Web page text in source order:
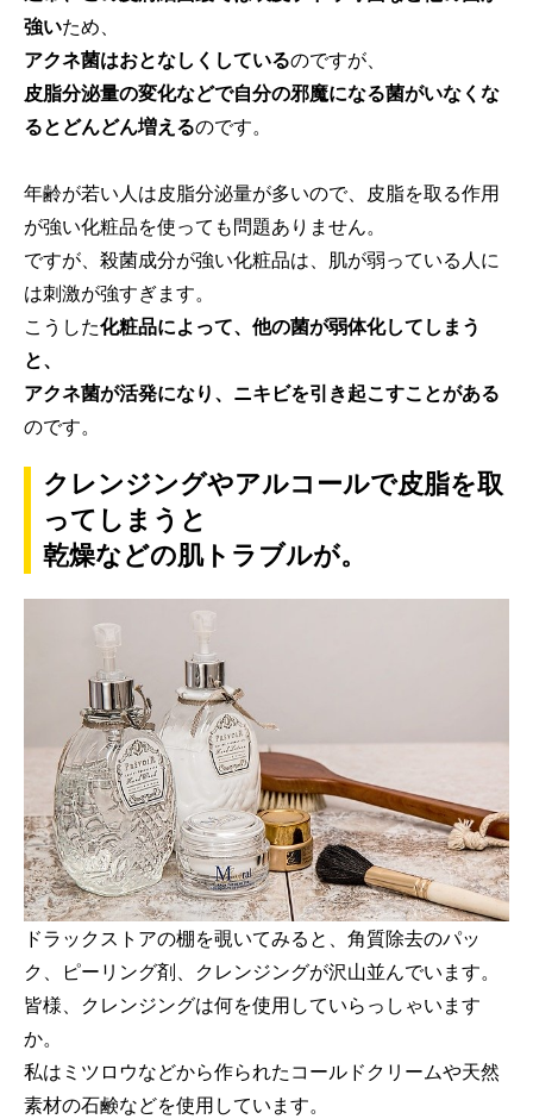
強いため、
アクネ菌はおとなしくしているのですが、
皮脂分泌量の変化などで自分の邪魔になる菌がいなくな
るとどんどん増えるのです。
年齢が若い人は皮脂分泌量が多いので、皮脂を取る作用
が強い化粧品を使っても問題ありません。
ですが、殺菌成分が強い化粧品は、肌が弱っている人に
は刺激が強すぎます。
こうした化粧品によって、他の菌が弱体化してしまう
と、
アクネ菌が活発になり、ニキビを引き起こすことがある
のです。
クレンジングやアルコールで皮脂を取
ってしまうと
乾燥などの肌トラブルが。
ドラックストアの棚を覗いてみると、角質除去のパッ
ク、ピーリング剤、クレンジングが沢山並んでいます。
皆様、クレンジングは何を使用していらっしゃいます
か。
私はミツロウなどから作られたコールドクリームや天然
素材の石鹸などを使用しています。